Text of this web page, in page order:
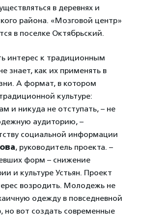
в деревнях и
района. «Мозговой центр»
в поселке Октябрьский.
интерес к традиционным
знает, как их применять в
А формат, в котором
культуре:
и никуда не отступать, – не
аудиторию, –
социальной информации
, руководитель проекта. –
форм – снижение
и культуре Устьян. Проект
возродить. Молодежь не
одежду в повседневной
но вот создать современные